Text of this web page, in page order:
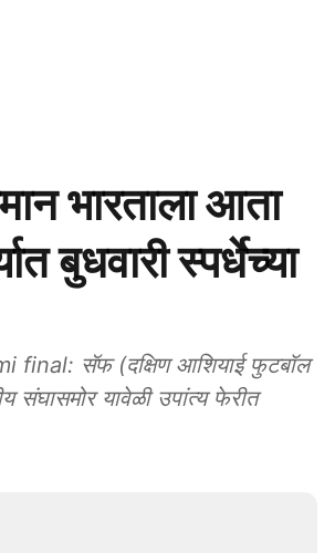
भारताला आता
बुधवारी स्पर्धेच्या
सॅफ (दक्षिण आशियाई फुटबॉल